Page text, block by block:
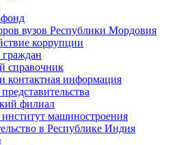
вузов Республики Мордовия
коррупции
справочник
контактная информация
филиал
институт машиностроения
в Республике Индия